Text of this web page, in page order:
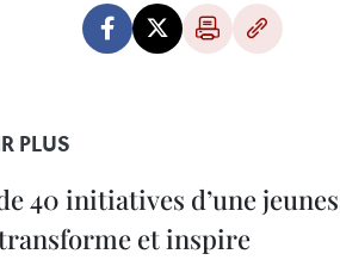
PLUS
40 initiatives d’une
et inspire